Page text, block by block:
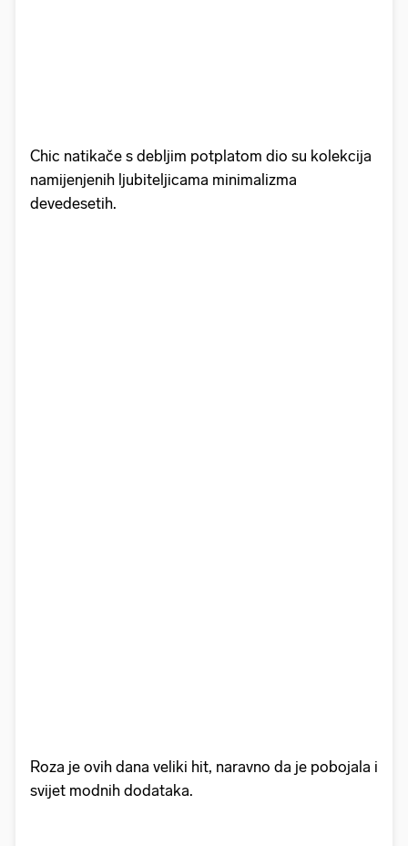
Chic natikače s debljim potplatom dio su kolekcija
namijenjenih ljubiteljicama minimalizma
devedesetih.
Roza je ovih dana veliki hit, naravno da je pobojala i
svijet modnih dodataka.